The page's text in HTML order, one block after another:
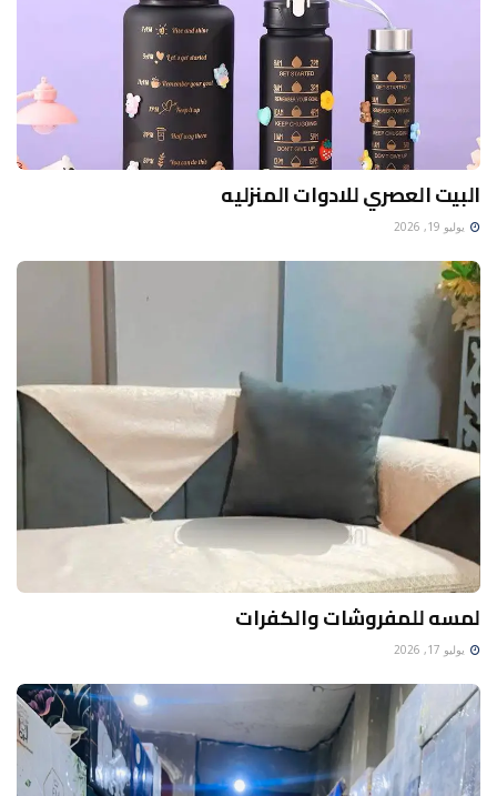
البيت العصري للادوات المنزليه
يوليو 19, 2026
لمسه للمفروشات والكفرات
يوليو 17, 2026